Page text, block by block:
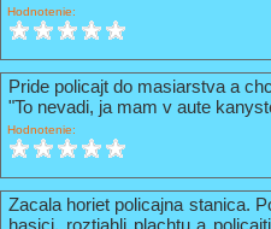
Hodnotenie:
Pride policajt do masiarstva a
"To nevadi, ja mam v aute
Hodnotenie:
Zacala horiet policajna stanica.
hasici, roztiahli plachtu a